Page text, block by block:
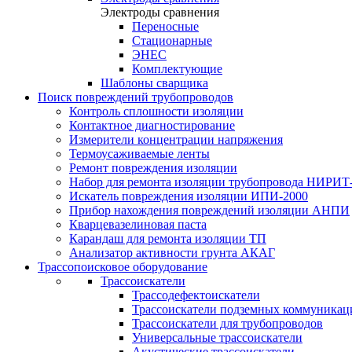
Электроды сравнения
Переносные
Стационарные
ЭНЕС
Комплектующие
Шаблоны сварщика
Поиск повреждений трубопроводов
Контроль сплошности изоляции
Контактное диагностирование
Измерители концентрации напряжения
Термоусаживаемые ленты
Ремонт повреждения изоляции
Набор для ремонта изоляции трубопровода
Искатель повреждения изоляции ИПИ-2000
Прибор нахождения повреждений изоляции АНПИ
Кварцевазелиновая паста
Карандаш для ремонта изоляции ТП
Анализатор активности грунта АКАГ
Трассопоисковое оборудование
Трассоискатели
Трассодефектоискатели
Трассоискатели подземных
Трассоискатели для трубопроводов
Универсальные трассоискатели